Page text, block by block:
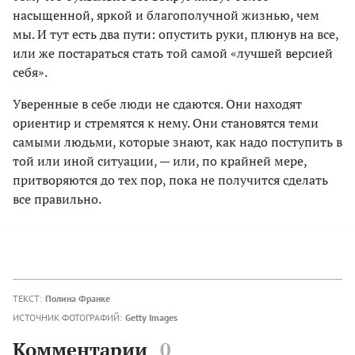
насыщенной, яркой и благополучной жизнью, чем
мы. И тут есть два пути: опустить руки, плюнув на все,
или же постараться стать той самой «лучшей версией
себя».
Уверенные в себе люди не сдаются. Они находят
ориентир и стремятся к нему. Они становятся теми
самыми людьми, которые знают, как надо поступить в
той или иной ситуации, — или, по крайней мере,
притворяются до тех пор, пока не получится сделать
все правильно.
ТЕКСТ: Полина Франке
ИСТОЧНИК ФОТОГРАФИЙ: Getty Images
Комментарии 0